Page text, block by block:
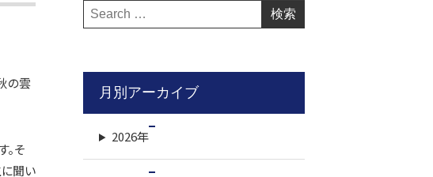
の雲
そ
聞い
検
索:
月別アーカイブ
2026年